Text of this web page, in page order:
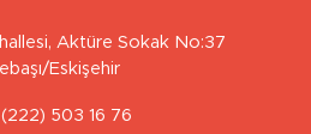
Aktüre Sokak No:37